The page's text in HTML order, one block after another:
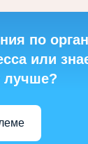
по
или
лучше?